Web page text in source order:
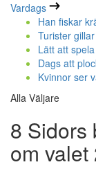
Vardags
Han fiskar
Turister
Lätt att
Dags att
Kvinnor ser
Alla Väljare
8 Sidors
om valet